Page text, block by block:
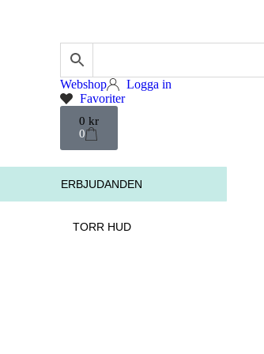
Webshop
Logga in
Favoriter
0 kr
0
ERBJUDANDEN
TORR HUD